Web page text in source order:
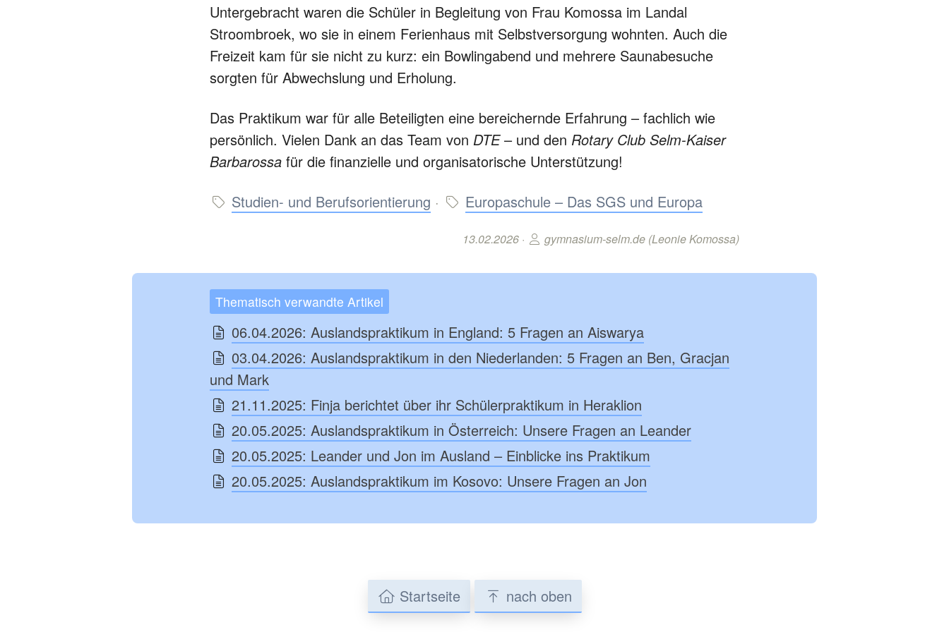
Untergebracht waren die Schüler in Begleitung von Frau Komossa im Landal
Stroombroek, wo sie in einem Ferienhaus mit Selbstversorgung wohnten. Auch die
Freizeit kam für sie nicht zu kurz: ein Bowlingabend und mehrere Saunabesuche
sorgten für Abwechslung und Erholung.
Das Praktikum war für alle Beteiligten eine bereichernde Erfahrung – fachlich wie
persönlich. Vielen Dank an das Team von DTE– und den Rotary Club Selm-Kaiser
Barbarossa für die finanzielle und organisatorische Unterstützung!
Studien- und Berufsorientierung · Europaschule – Das SGS und Europa
13.02.2026 · gymnasium-selm.de (Leonie Komossa)
Thematisch verwandte Artikel
06.04.2026: Auslandspraktikum in England: 5 Fragen an Aiswarya
03.04.2026: Auslandspraktikum in den Niederlanden: 5 Fragen an Ben, Gracjan
und Mark
21.11.2025: Finja berichtet über ihr Schülerpraktikum in Heraklion
20.05.2025: Auslandspraktikum in Österreich: Unsere Fragen an Leander
20.05.2025: Leander und Jon im Ausland – Einblicke ins Praktikum
20.05.2025: Auslandspraktikum im Kosovo: Unsere Fragen an Jon
Startseite nach oben